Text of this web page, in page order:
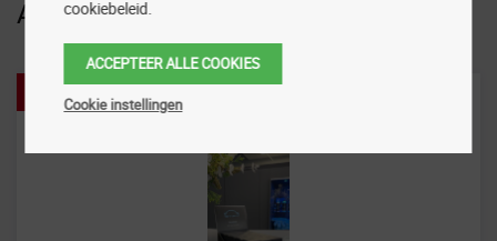
Aanbiedingen
Aanbieding!
cookiebeleid.
ACCEPTEER ALLE COOKIES
Cookie instellingen